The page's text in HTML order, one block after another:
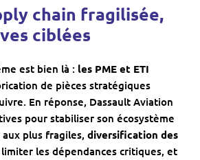
chain fragilisée,
ciblées
est bien là : les PME et ETI
de pièces stratégiques
En réponse, Dassault Aviation
pour stabiliser son écosystème
aux plus fragiles, diversification des
les dépendances critiques, et